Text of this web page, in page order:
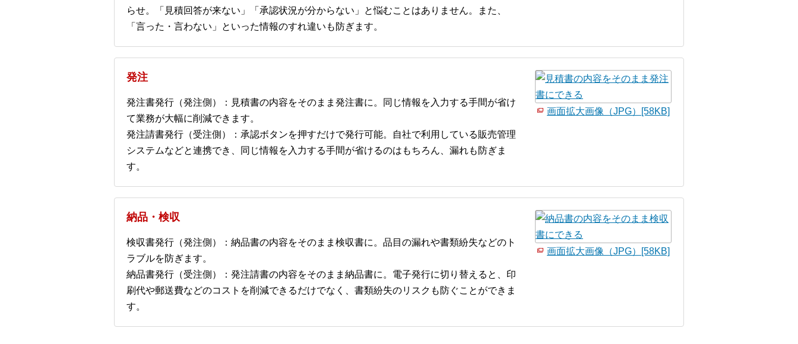
らせ。「見積回答が来ない」「承認状況が分からない」と悩むことはありません。また、
「言った・言わない」といった情報のすれ違いも防ぎます。
発注
発注書発行（発注側）：見積書の内容をそのまま発注書に。同じ情報を入力する手間が省け
て業務が大幅に削減できます。
発注請書発行（受注側）：承認ボタンを押すだけで発行可能。自社で利用している販売管理
システムなどと連携でき、同じ情報を入力する手間が省けるのはもちろん、漏れも防ぎま
す。
画面拡大画像（JPG）[58KB]
納品・検収
検収書発行（発注側）：納品書の内容をそのまま検収書に。品目の漏れや書類紛失などのト
ラブルを防ぎます。
納品書発行（受注側）：発注請書の内容をそのまま納品書に。電子発行に切り替えると、印
刷代や郵送費などのコストを削減できるだけでなく、書類紛失のリスクも防ぐことができま
す。
画面拡大画像（JPG）[58KB]